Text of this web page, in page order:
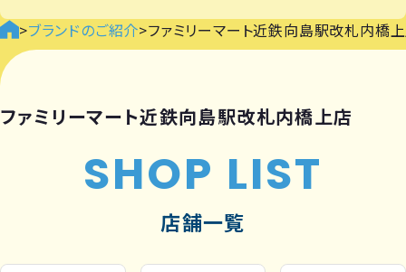
>ブランドのご紹介>ファミリーマート近鉄向島駅改札内橋
ファミリーマート近鉄向島駅改札内橋上店
SHOP LIST
店舗一覧